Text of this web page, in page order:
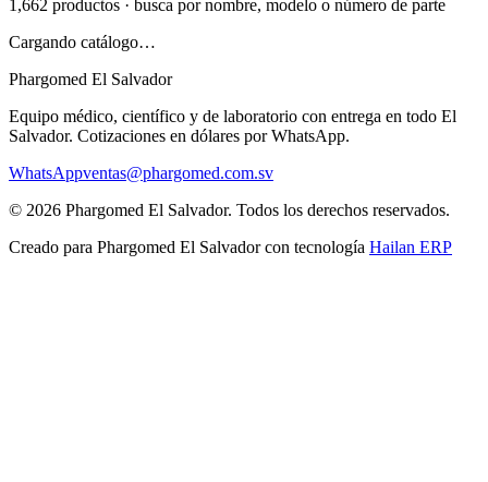
1,662 productos · busca por nombre, modelo o número de parte
Cargando catálogo…
Phargomed El Salvador
Equipo médico, científico y de laboratorio con entrega en todo El
Salvador. Cotizaciones en dólares por WhatsApp.
WhatsAppventas@phargomed.com.sv
© 2026 Phargomed El Salvador. Todos los derechos reservados.
Creado para Phargomed El Salvadorcon tecnología Hailan ERP